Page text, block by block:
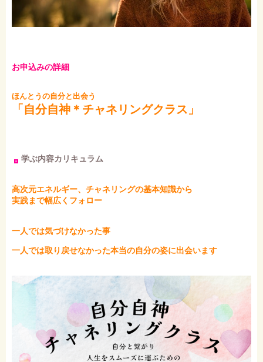
お申込みの詳細
ほんとうの自分と出会う
「自分自神＊チャネリングクラス」
学ぶ内容カリキュラム
高次元エネルギー、チャネリングの基本知識から
実践まで幅広くフォロー
一人では気づけなかった事
一人では取り戻せなかった本当の自分の姿に出会います